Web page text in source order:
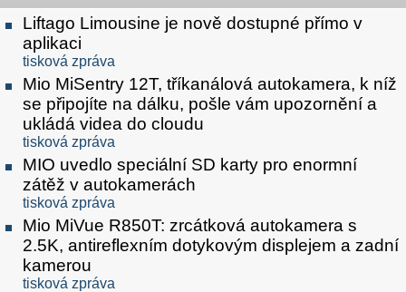
Liftago Limousine je nově dostupné přímo v
aplikaci
tisková zpráva
Mio MiSentry 12T, tříkanálová autokamera, k níž
se připojíte na dálku, pošle vám upozornění a
ukládá videa do cloudu
tisková zpráva
MIO uvedlo speciální SD karty pro enormní
zátěž v autokamerách
tisková zpráva
Mio MiVue R850T: zrcátková autokamera s
2.5K, antireflexním dotykovým displejem a zadní
kamerou
tisková zpráva